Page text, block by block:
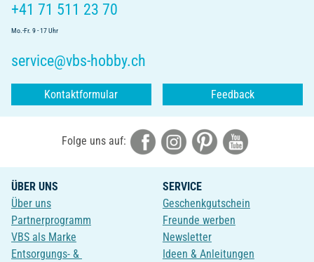
+41 71 511 23 70
Mo.-Fr. 9 - 17 Uhr
service@vbs-hobby.ch
Kontaktformular Feedback
Folge uns auf:
ÜBER UNS
Über uns
Partnerprogramm
VBS als Marke
Entsorgungs- &
SERVICE
Geschenkgutschein
Freunde werben
Newsletter
Ideen & Anleitungen